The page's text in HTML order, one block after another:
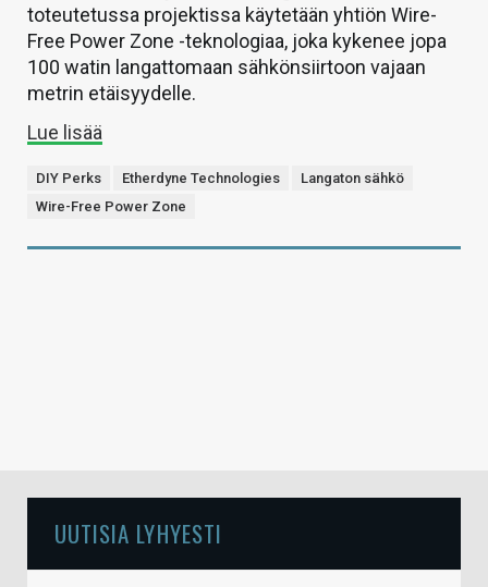
toteutetussa projektissa käytetään yhtiön Wire-
Free Power Zone -teknologiaa, joka kykenee jopa
100 watin langattomaan sähkönsiirtoon vajaan
metrin etäisyydelle.
Lue lisää
DIY Perks Etherdyne Technologies
Langaton sähkö
Wire-Free Power Zone
UUTISIA LYHYESTI